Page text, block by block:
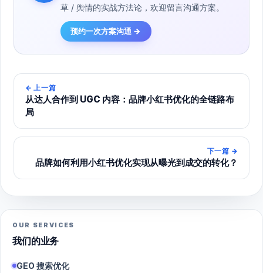
草 / 舆情的实战方法论，欢迎留言沟通方案。
预约一次方案沟通 →
← 上一篇
从达人合作到 UGC 内容：品牌小红书优化的全链路布
局
下一篇 →
品牌如何利用小红书优化实现从曝光到成交的转化？
OUR SERVICES
我们的业务
GEO 搜索优化